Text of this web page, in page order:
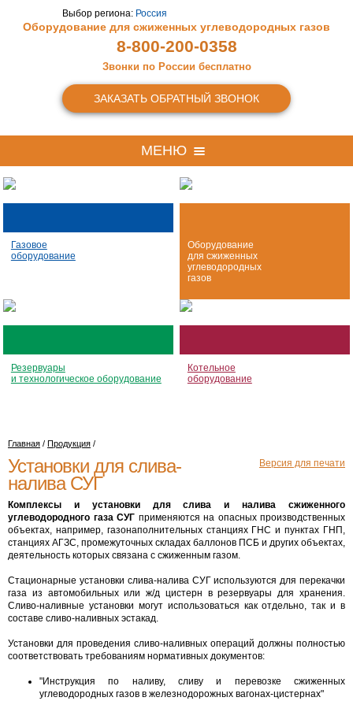
Выбор региона: Россия
Оборудование для сжиженных углеводородных газов
8-800-200-0358
Звонки по России бесплатно
ЗАКАЗАТЬ ОБРАТНЫЙ ЗВОНОК
МЕНЮ
Газовое
оборудование
Оборудование
для сжиженных
углеводородных
газов
Резервуары
и технологическое оборудование
Котельное
оборудование
Главная / Продукция /
Версия для печати
Установки для слива-
налива СУГ
Комплексы и установки для слива и налива сжиженного
углеводородного газа СУГ применяются на опасных производственных
объектах, например, газонаполнительных станциях ГНС и пунктах ГНП,
станциях АГЗС, промежуточных складах баллонов ПСБ и других объектах,
деятельность которых связана с сжиженным газом.
Стационарные установки слива-налива СУГ используются для перекачки
газа из автомобильных или ж/д цистерн в резервуары для хранения.
Сливо-наливные установки могут использоваться как отдельно, так и в
составе сливо-наливных эстакад.
Установки для проведения сливо-наливных операций должны полностью
соответствовать требованиям нормативных документов:
"Инструкция по наливу, сливу и перевозке сжиженных
углеводородных газов в железнодорожных вагонах-цистернах"